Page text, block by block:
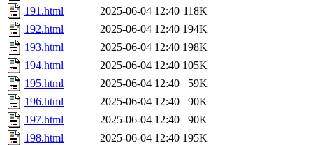
191.html
2025-06-04 12:40 118K
192.html
2025-06-04 12:40 194K
193.html
2025-06-04 12:40 198K
194.html
2025-06-04 12:40 105K
195.html
2025-06-04 12:40
59K
196.html
2025-06-04 12:40
90K
197.html
2025-06-04 12:40
90K
198.html
2025-06-04 12:40 195K